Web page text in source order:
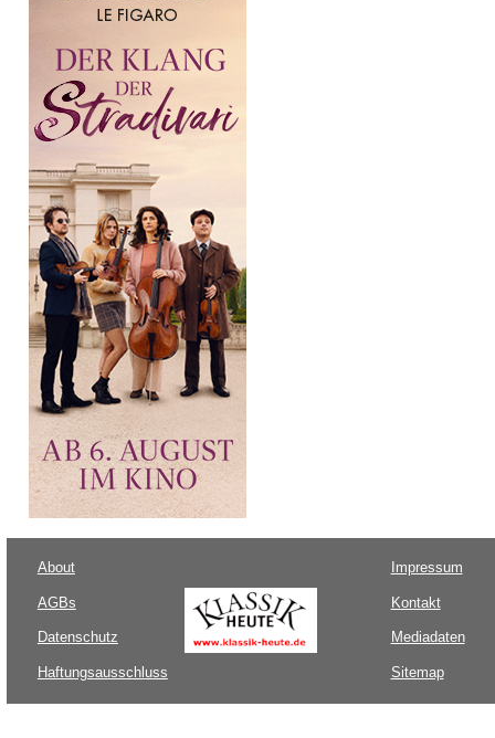
About
AGBs
Datenschutz
Haftungsausschluss
Impressum
Kontakt
Mediadaten
Sitemap